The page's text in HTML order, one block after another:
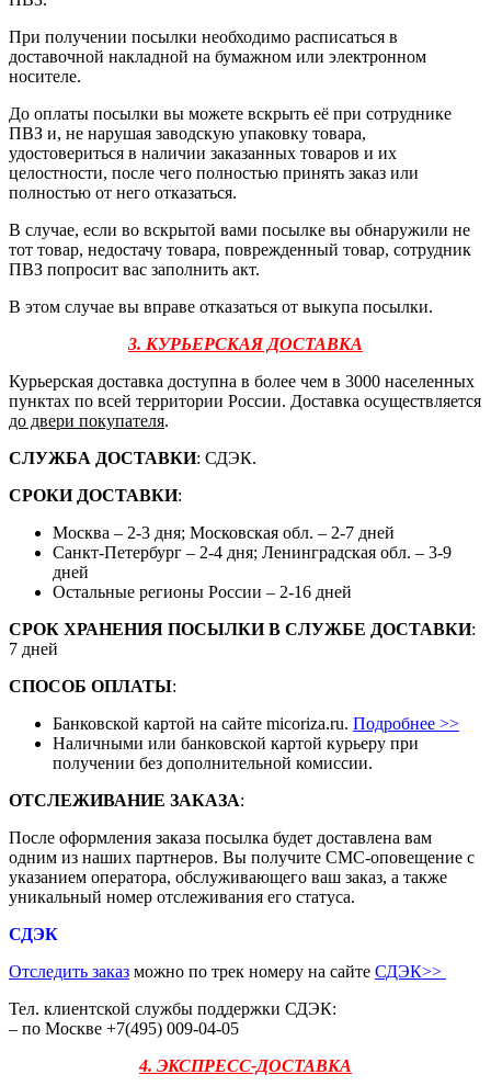
При получении посылки необходимо расписаться в
доставочной накладной на бумажном или электронном
носителе.
До оплаты посылки вы можете вскрыть её при сотруднике
ПВЗ и, не нарушая заводскую упаковку товара,
удостовериться в наличии заказанных товаров и их
целостности, после чего полностью принять заказ или
полностью от него отказаться.
В случае, если во вскрытой вами посылке вы обнаружили не
тот товар, недостачу товара, поврежденный товар, сотрудник
ПВЗ попросит вас заполнить акт.
В этом случае вы вправе отказаться от выкупа посылки.
3. КУРЬЕРСКАЯ ДОСТАВКА
Курьерская доставка доступна в более чем в 3000 населенных
пунктах по всей территории России. Доставка осуществляется
до двери покупателя.
СЛУЖБА ДОСТАВКИ: СДЭК.
СРОКИ ДОСТАВКИ:
Москва – 2-3 дня; Московская обл. – 2-7 дней
Санкт-Петербург – 2-4 дня; Ленинградская обл. – 3-9
дней
Остальные регионы России – 2-16 дней
СРОК ХРАНЕНИЯ ПОСЫЛКИ В СЛУЖБЕ ДОСТАВКИ:
7 дней
СПОСОБ ОПЛАТЫ:
Банковской картой на сайте micoriza.ru. Подробнее >>
Наличными или банковской картой курьеру при
получении без дополнительной комиссии.
ОТСЛЕЖИВАНИЕ ЗАКАЗА:
После оформления заказа посылка будет доставлена вам
одним из наших партнеров. Вы получите СМС-оповещение с
указанием оператора, обслуживающего ваш заказ, а также
уникальный номер отслеживания его статуса.
СДЭК
Отследить заказ можно по трек номеру на сайте СДЭК>>
Тел. клиентской службы поддержки СДЭК:
– по Москве +7(495) 009-04-05
4. ЭКСПРЕСС-ДОСТАВКА